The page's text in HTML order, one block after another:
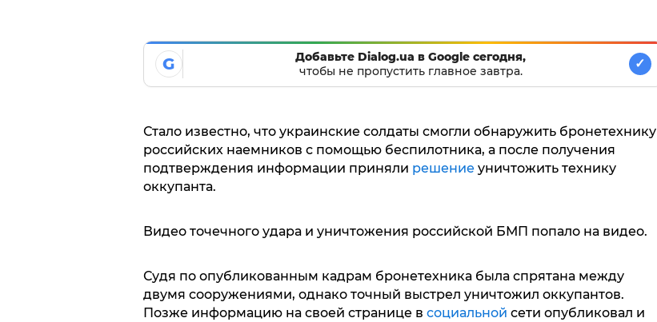
G
Добавьте Dialog.ua в Google сегодня,
чтобы не пропустить главное завтра.
✓
Стало известно, что украинские солдаты смогли обнаружить бронетехнику
российских наемников с помощью беспилотника, а после получения
подтверждения информации приняли решение уничтожить технику
оккупанта.
Видео точечного удара и уничтожения российской БМП попало на видео.
Судя по опубликованным кадрам бронетехника была спрятана между
двумя сооружениями, однако точный выстрел уничтожил оккупантов.
Позже информацию на своей странице в социальной сети опубликовал и